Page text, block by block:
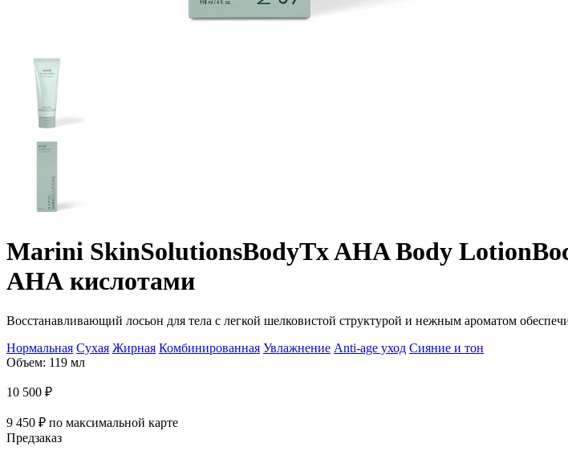
Marini SkinSolutionsBodyTx AHA Body Lotion
АНА кислотами
Восстанавливающий лосьон для тела с легкой шелковистой структурой и нежным ароматом
Нормальная Сухая Жирная Комбинированная Увлажнение Anti-age уход Сияние и тон
Объем: 119 мл
10 500 ₽
9 450 ₽ по максимальной карте
Предзаказ